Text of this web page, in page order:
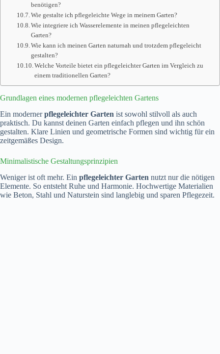
benötigen?
Wie gestalte ich pflegeleichte Wege in meinem Garten?
Wie integriere ich Wasserelemente in meinen pflegeleichten
Garten?
Wie kann ich meinen Garten naturnah und trotzdem pflegeleicht
gestalten?
Welche Vorteile bietet ein pflegeleichter Garten im Vergleich zu
einem traditionellen Garten?
Grundlagen eines modernen pflegeleichten Gartens
Ein modernerpflegeleichter Garten ist sowohl stilvoll als auch
praktisch. Du kannst deinen Garten einfach pflegen und ihn schön
gestalten. Klare Linien und geometrische Formen sind wichtig für ein
zeitgemäßes Design.
Minimalistische Gestaltungsprinzipien
Weniger ist oft mehr. Ein pflegeleichter Garten nutzt nur die nötigen
Elemente. So entsteht Ruhe und Harmonie. Hochwertige Materialien
wie Beton, Stahl und Naturstein sind langlebig und sparen Pflegezeit.